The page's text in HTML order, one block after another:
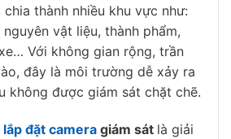
chia thành nhiều khu vực như:
vật liệu, thành phẩm,
Với không gian rộng, trần
đây là môi trường dễ xảy ra
không được giám sát chặt chẽ.
lắp đặt camera giám sát là giải